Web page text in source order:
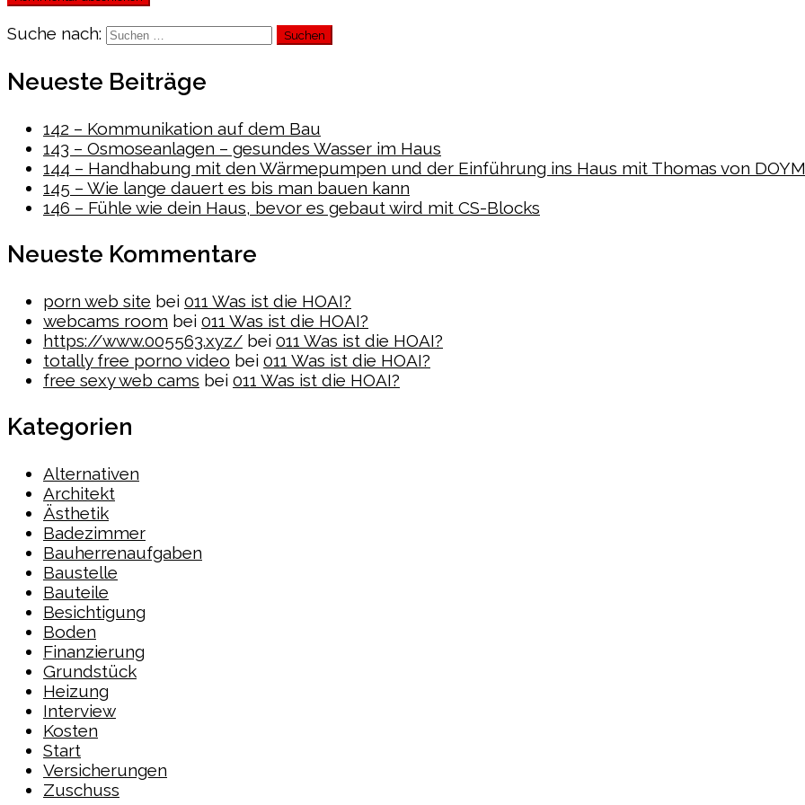
Suche nach:
Neueste Beiträge
142 – Kommunikation auf dem Bau
143 – Osmoseanlagen – gesundes Wasser im Haus
144 – Handhabung mit den Wärmepumpen und der Einführung ins Haus mit Thomas von
145 – Wie lange dauert es bis man bauen kann
146 – Fühle wie dein Haus, bevor es gebaut wird mit CS-Blocks
Neueste Kommentare
porn web site bei 011 Was ist die HOAI?
webcams room bei 011 Was ist die HOAI?
https://www.005563.xyz/ bei 011 Was ist die HOAI?
totally free porno video bei 011 Was ist die HOAI?
free sexy web cams bei 011 Was ist die HOAI?
Kategorien
Alternativen
Architekt
Ästhetik
Badezimmer
Bauherrenaufgaben
Baustelle
Bauteile
Besichtigung
Boden
Finanzierung
Grundstück
Heizung
Interview
Kosten
Start
Versicherungen
Zuschuss